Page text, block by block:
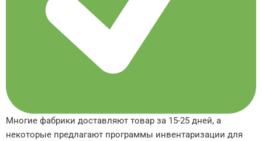
Многие фабрики доставляют товар за 15-25 дней, а
некоторые предлагают программы инвентаризации для